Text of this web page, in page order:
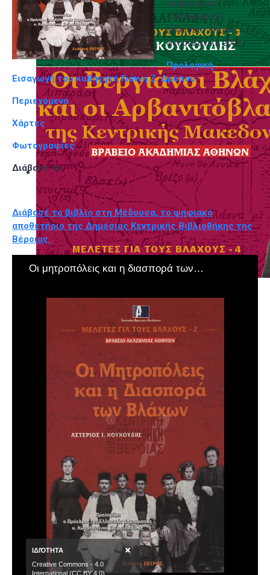
ασπρόμαυρες
φωτογραφίες
Εκδόσεις Ζήτρος -
Θεσσαλονίκη 2000
Προλογική
Εισαγωγή του καθηγητή Γιάννη Ζ. Δρόσου
Περιεχόμενα
Χάρτες
Φωτογραφίες
Διάβασέ το
Διάβασέ το βιβλίο στη Μέδουσα, το ψηφιακό
αποθετήριο της Δημόσιας Κεντρικής Βιβλιοθήκης της
Βέροιας.